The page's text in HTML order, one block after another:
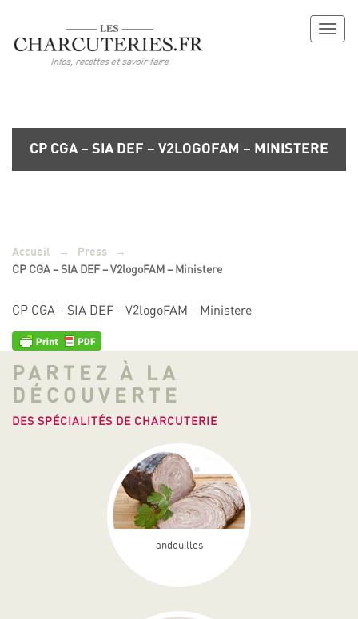
CP CGA – SIA DEF – V2LOGOFAM – MINISTERE
Accueil → Press
→
CP CGA – SIA DEF – V2logoFAM – Ministere
CP CGA - SIA DEF - V2logoFAM - Ministere
PARTEZ À LA
DÉCOUVERTE
DES SPÉCIALITÉS DE CHARCUTERIE
andouilles